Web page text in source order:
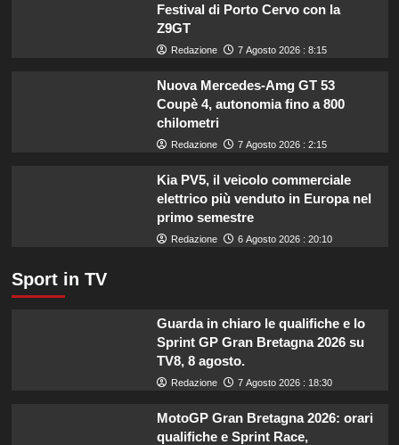
Festival di Porto Cervo con la
Z9GT
Redazione 7 Agosto 2026 : 8:15
Nuova Mercedes-Amg GT 53
Coupè 4, autonomia fino a 800
chilometri
Redazione 7 Agosto 2026 : 2:15
Kia PV5, il veicolo commerciale
elettrico più venduto in Europa nel
primo semestre
Redazione 6 Agosto 2026 : 20:10
Sport in TV
Guarda in chiaro le qualifiche e lo
Sprint GP Gran Bretagna 2026 su
TV8, 8 agosto.
Redazione 7 Agosto 2026 : 18:30
MotoGP Gran Bretagna 2026: orari
qualifiche e Sprint Race,